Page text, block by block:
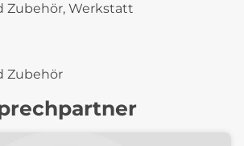
Zubehör, Werkstatt
Zubehör